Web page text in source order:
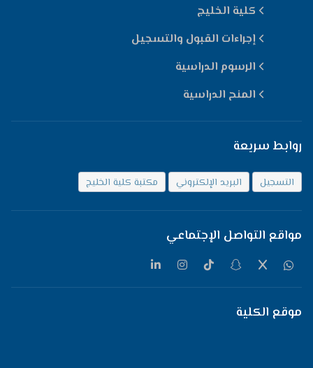
كلية الخليج
إجراءات القبول والتسجيل
الرسوم الدراسية
المنح الدراسية
روابط سريعة
التسجيل البريد الإلكتروني مكتبة كلية الخليج
مواقع التواصل الإجتماعي
موقع الكلية